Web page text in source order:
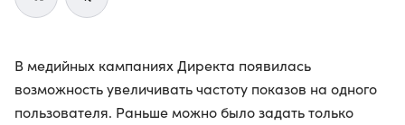
В медийных кампаниях Директа появилась
возможность увеличивать частоту показов на одного
пользователя. Раньше можно было задать только